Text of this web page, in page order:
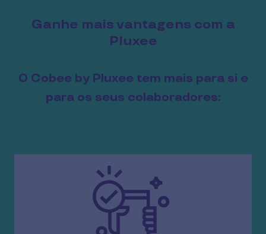
Ganhe mais vantagens com a
Pluxee
O Cobee by Pluxee tem mais para si e
para os seus colaboradores: